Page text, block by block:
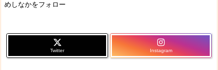
めしなかをフォロー
Twitter Instagram